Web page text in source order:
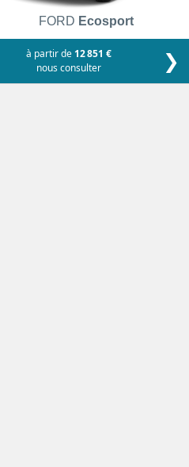
FORD Ecosport
à partir de 12 851 €
nous consulter
❯